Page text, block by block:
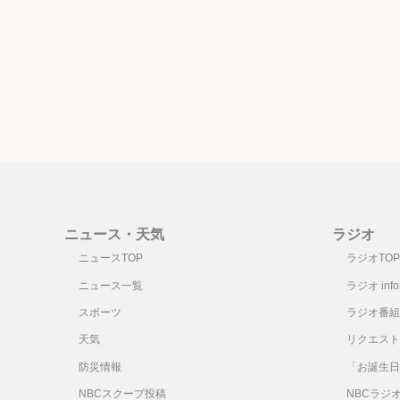
ニュース・天気
ニュースTOP
ニュース一覧
スポーツ
天気
防災情報
NBCスクープ投稿
ラジオ
ラジオTOP
ラジオ
ラジオ番
リクエス
「お誕生
NBCラジ